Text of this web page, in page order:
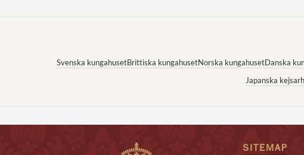
Svenska kungahusetBrittiska kungahusetNorska kungahusetDanska
Japanska
SITEMAP